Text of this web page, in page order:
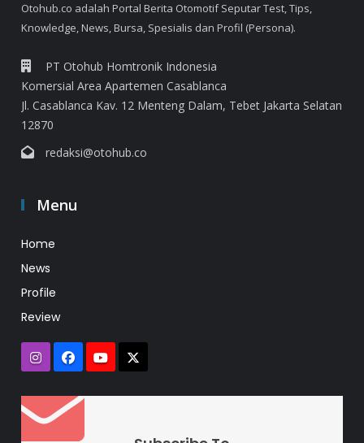
Otohub.co adalah Portal Berita Otomotif Seputar Test, Tips,
Knowledge, News, Bursa, Spesialis dan Profil (Persona).
PT Otohub Homtronik Indonesia
Komersial Area Apartemen Casablanca
Jl. Casablanca Kav. 12 Menteng Dalam, Tebet Jakarta Selatan
12870
redaksi@otohub.co
Menu
Home
News
Profile
Review